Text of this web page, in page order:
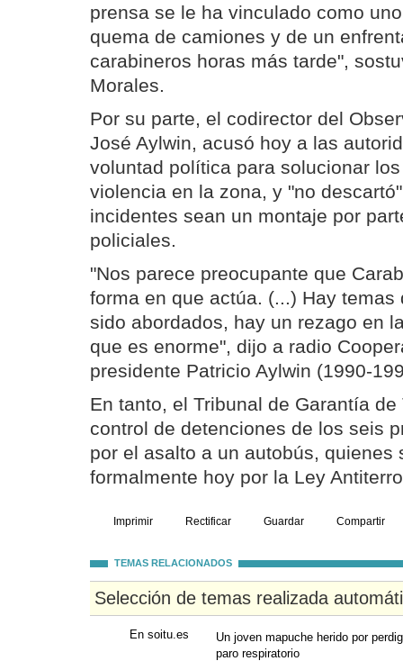
prensa se le ha vinculado como
quema de camiones y de un
carabineros horas más tarde",
Morales.
Por su parte, el codirector del
José Aylwin, acusó hoy a las
voluntad política para solucionar
violencia en la zona, y "no
incidentes sean un montaje por
policiales.
"Nos parece preocupante que
forma en que actúa. (...) Hay
sido abordados, hay un rezago en
que es enorme", dijo a radio
presidente Patricio Aylwin (1990-
En tanto, el Tribunal de Garantía
control de detenciones de los seis
por el asalto a un autobús, quienes
formalmente hoy por la Ley
Imprimir Rectificar Guardar Compartir
TEMAS RELACIONADOS
Selección de temas realizada
En soitu.es
Un joven mapuche herido por
paro respiratorio